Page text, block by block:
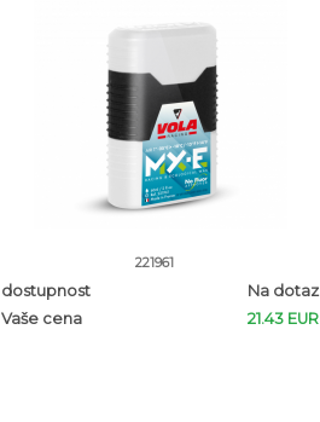
221961
dostupnost
Na dotaz
Vaše cena
21.43 EUR